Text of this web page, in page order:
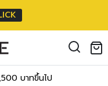
บาทขึ้นไป